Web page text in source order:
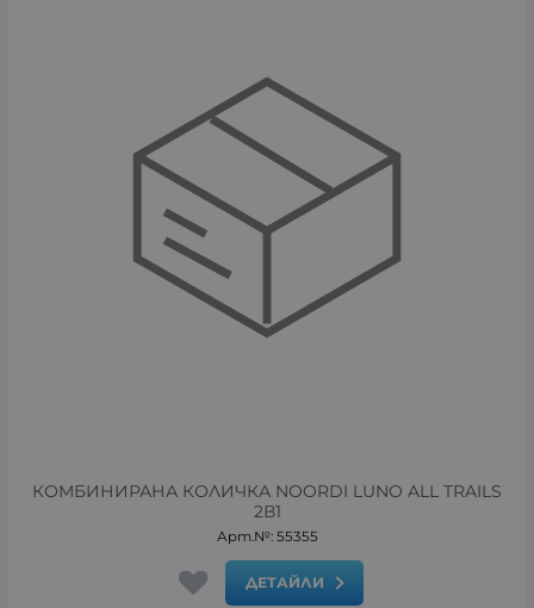
КОМБИНИРАНА КОЛИЧКА NOORDI LUNO ALL TRAILS
2В1
Арт.№: 55355
ДЕТАЙЛИ